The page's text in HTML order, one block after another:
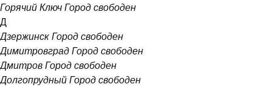
Горячий Ключ Город свободен
Д
Дзержинск Город свободен
Димитровград Город свободен
Дмитров Город свободен
Долгопрудный Город свободен